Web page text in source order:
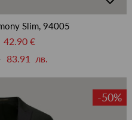
Slim, 94005
42.90 €
83.91 лв.
-50%